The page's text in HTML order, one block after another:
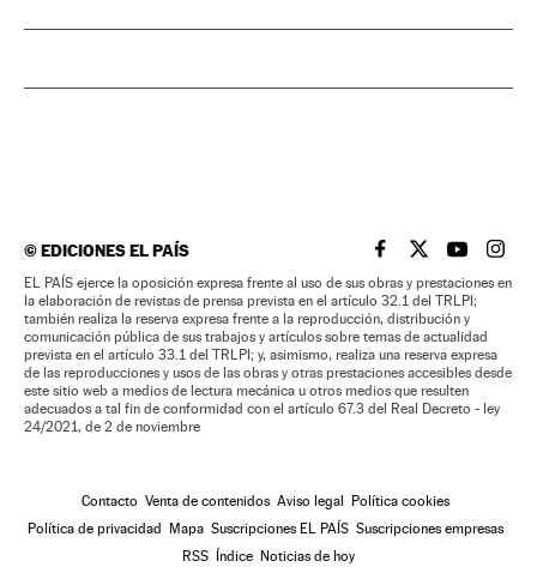
©EDICIONES EL PAÍS EL PAÍS BRASIL EN
EL PAÍSEL PAÍS
EL
EL PAÍS ejerce la oposición expresa frente al uso de sus obras y prestaciones en
la elaboración de revistas de prensa prevista en el artículo 32.1 del TRLPI;
también realiza la reserva expresa frente a la reproducción, distribución y
comunicación pública de sus trabajos y artículos sobre temas de actualidad
prevista en el artículo 33.1 del TRLPI; y, asimismo, realiza una reserva expresa
de las reproducciones y usos de las obras y otras prestaciones accesibles desde
este sitio web a medios de lectura mecánica u otros medios que resulten
adecuados a tal fin de conformidad con el artículo 67.3 del Real Decreto - ley
24/2021, de 2 de noviembre
Contacto Venta de contenidos Aviso legal
Política cookies
Política de privacidad
Mapa Suscripciones EL PAÍS Suscripciones empresas
RSS
Índice Noticias de hoy